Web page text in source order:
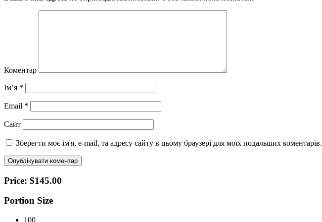
Коментар
Ім’я *
Email *
Сайт
Зберегти моє ім'я, e-mail, та адресу сайту в цьому браузері для моїх подальших коментарів.
Price: $145.00
Portion Size
100